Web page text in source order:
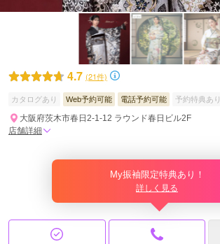
4.7 (21件)
カタログあり Web予約可能 電話予約可能 予約特典あり
大阪府茨木市春日2-1-12 ラウンド春日ビル2F
店舗詳細
My振袖限定特典あり！
詳しく見る